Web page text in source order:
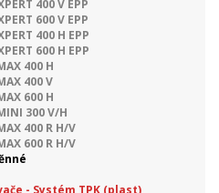
400 V EPP
600 V EPP
400 H EPP
600 H EPP
400 H
400 V
600 H
300 V/H
400 R H/V
600 R H/V
- Systém TPK (plast)